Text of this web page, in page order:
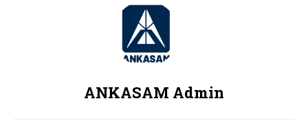
ANKASAM Admin